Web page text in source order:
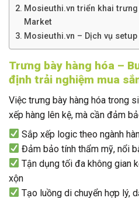
Mosieuthi.vn triển khai trưng
Market
Mosieuthi.vn – Dịch vụ
Trưng bày hàng hóa –
định trải nghiệm mua
Việc trưng bày hàng hóa trong
xếp hàng lên kệ, mà cần đảm
Sắp xếp logic theo ngành
Đảm bảo tính thẩm mỹ, nổi
Tận dụng tối đa không gian
xộn
Tạo luồng di chuyển hợp lý,